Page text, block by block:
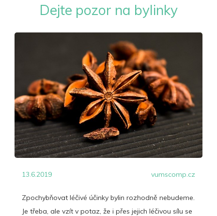
Dejte pozor na bylinky
13.6.2019 vumscomp.cz
Zpochybňovat léčivé účinky bylin rozhodně nebudeme.
Je třeba, ale vzít v potaz, že i přes jejich léčivou sílu se